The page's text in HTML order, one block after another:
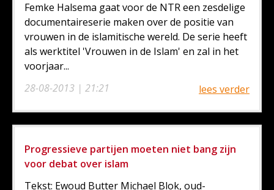
28-08-2013 | 21:21
Femke Halsema gaat voor de NTR een zesdelige
documentaireserie maken over de positie van
vrouwen in de islamitische wereld. De serie heeft
als werktitel 'Vrouwen in de Islam' en zal in het
voorjaar...
lees verder
Progressieve partijen moeten niet bang zijn
voor debat over islam
Tekst: Ewoud Butter Michael Blok, oud-